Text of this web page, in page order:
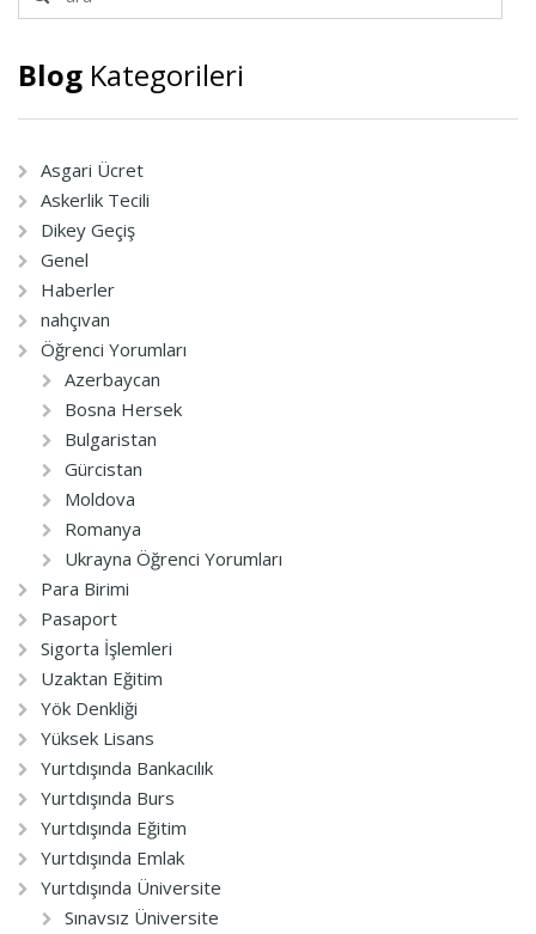
Blog Kategorileri
Asgari Ücret
Askerlik Tecili
Dikey Geçiş
Genel
Haberler
nahçıvan
Öğrenci Yorumları
Azerbaycan
Bosna Hersek
Bulgaristan
Gürcistan
Moldova
Romanya
Ukrayna Öğrenci Yorumları
Para Birimi
Pasaport
Sigorta İşlemleri
Uzaktan Eğitim
Yök Denkliği
Yüksek Lisans
Yurtdışında Bankacılık
Yurtdışında Burs
Yurtdışında Eğitim
Yurtdışında Emlak
Yurtdışında Üniversite
Sınavsız Üniversite